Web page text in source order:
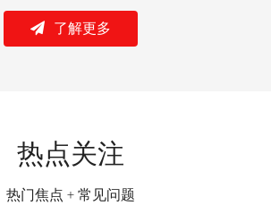
了解更多
热点关注
热门焦点 + 常见问题